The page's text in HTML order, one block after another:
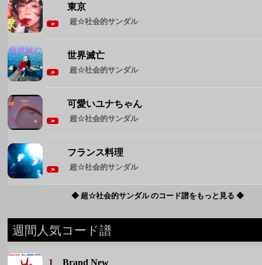
可愛いユナちゃん
超☆社会的サンダル
フランス料理
超☆社会的サンダル
◆ 超☆社会的サンダル のコード譜をもっと見る ◆
1 Brand New
Mrs. GREEN APPLE
2花束
back number